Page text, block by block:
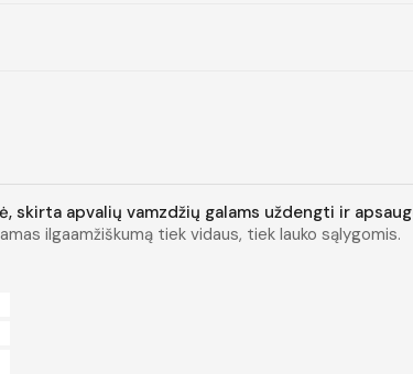
skirta apvalių vamzdžių galams uždengti ir
ilgaamžiškumą tiek vidaus, tiek lauko sąlygomis.